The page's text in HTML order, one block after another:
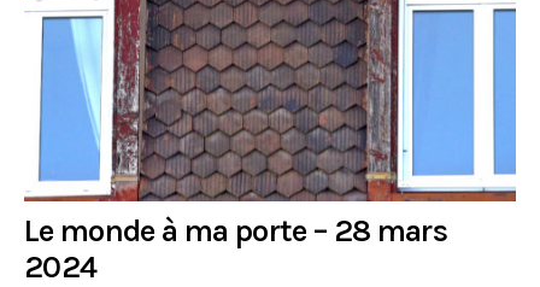
Le monde à ma porte – 28 mars
2024